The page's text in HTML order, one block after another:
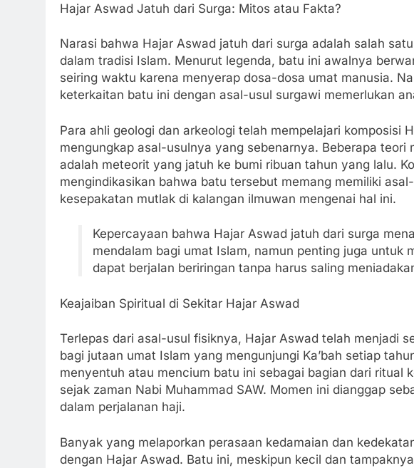
Hajar Aswad Jatuh dari Surga: Mitos atau Fakta?
Narasi bahwa Hajar Aswad jatuh dari surga adalah salah
dalam tradisi Islam. Menurut legenda, batu ini awalnya
seiring waktu karena menyerap dosa-dosa umat manusia.
keterkaitan batu ini dengan asal-usul surgawi memerlukan
Para ahli geologi dan arkeologi telah mempelajari komposisi
mengungkap asal-usulnya yang sebenarnya. Beberapa teori
adalah meteorit yang jatuh ke bumi ribuan tahun yang lalu.
mengindikasikan bahwa batu tersebut memang memiliki
kesepakatan mutlak di kalangan ilmuwan mengenai hal ini.
Kepercayaan bahwa Hajar Aswad jatuh dari surga
mendalam bagi umat Islam, namun penting juga untuk
dapat berjalan beriringan tanpa harus saling
Keajaiban Spiritual di Sekitar Hajar Aswad
Terlepas dari asal-usul fisiknya, Hajar Aswad telah menjadi
bagi jutaan umat Islam yang mengunjungi Ka’bah setiap
menyentuh atau mencium batu ini sebagai bagian dari ritual
sejak zaman Nabi Muhammad SAW. Momen ini dianggap
dalam perjalanan haji.
Banyak yang melaporkan perasaan kedamaian dan
dengan Hajar Aswad. Batu ini, meskipun kecil dan